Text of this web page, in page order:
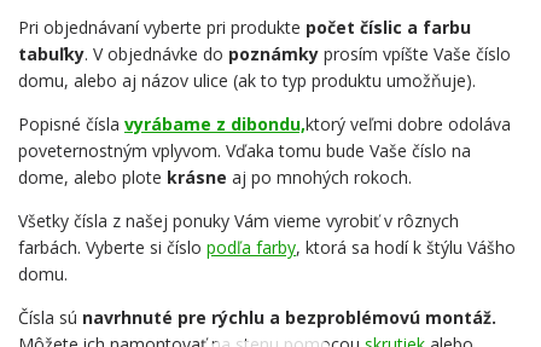
Pri objednávaní vyberte pri produkte počet číslic a farbu
tabuľky. V objednávke do poznámky prosím vpíšte Vaše číslo
domu, alebo aj názov ulice (ak to typ produktu umožňuje).
Popisné čísla vyrábame z dibondu,ktorý veľmi dobre odoláva
poveternostným vplyvom. Vďaka tomu bude Vaše číslo na
dome, alebo plote krásne aj po mnohých rokoch.
Všetky čísla z našej ponuky Vám vieme vyrobiť v rôznych
farbách. Vyberte si číslo podľa farby, ktorá sa hodí k štýlu Vášho
domu.
Čísla sú navrhnuté pre rýchlu a bezproblémovú montáž.